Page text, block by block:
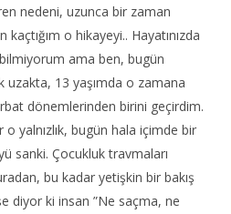
nedeni, uzunca bir zaman
o hikayeyi.. Hayatınızda
bilmiyorum ama ben, bugün
uzakta, 13 yaşımda o zamana
dönemlerinden birini geçirdim.
o yalnızlık, bugün hala içimde bir
sanki. Çocukluk travmaları
bu kadar yetişkin bir bakış
diyor ki insan ”Ne saçma, ne